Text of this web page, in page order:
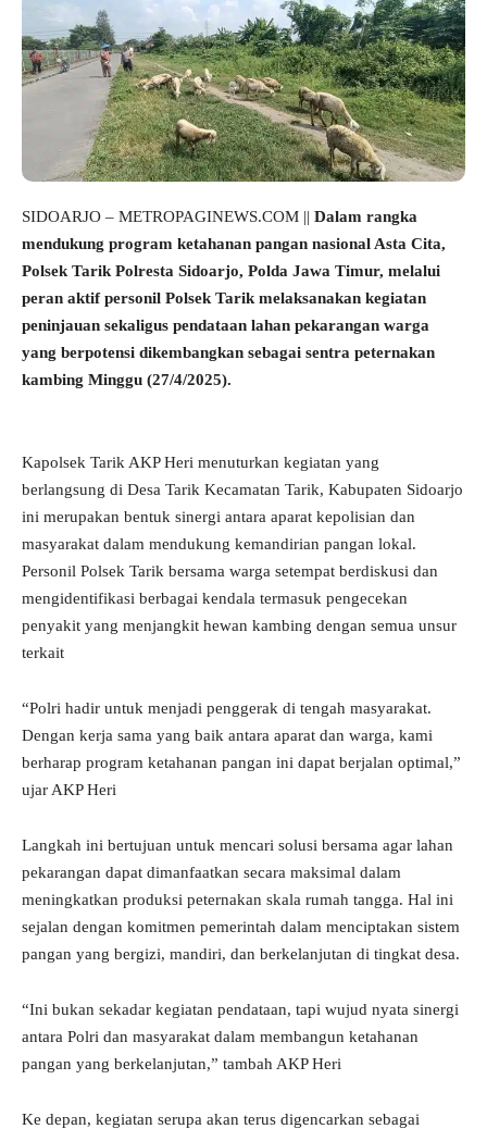
SIDOARJO – METROPAGINEWS.COM || Dalam rangka
mendukung program ketahanan pangan nasional Asta Cita,
Polsek Tarik Polresta Sidoarjo, Polda Jawa Timur, melalui
peran aktif personil Polsek Tarik melaksanakan kegiatan
peninjauan sekaligus pendataan lahan pekarangan warga
yang berpotensi dikembangkan sebagai sentra peternakan
kambing Minggu (27/4/2025).
Kapolsek Tarik AKP Heri menuturkan kegiatan yang
berlangsung di Desa Tarik Kecamatan Tarik, Kabupaten Sidoarjo
ini merupakan bentuk sinergi antara aparat kepolisian dan
masyarakat dalam mendukung kemandirian pangan lokal.
Personil Polsek Tarik bersama warga setempat berdiskusi dan
mengidentifikasi berbagai kendala termasuk pengecekan
penyakit yang menjangkit hewan kambing dengan semua unsur
terkait
“Polri hadir untuk menjadi penggerak di tengah masyarakat.
Dengan kerja sama yang baik antara aparat dan warga, kami
berharap program ketahanan pangan ini dapat berjalan optimal,”
ujar AKP Heri
Langkah ini bertujuan untuk mencari solusi bersama agar lahan
pekarangan dapat dimanfaatkan secara maksimal dalam
meningkatkan produksi peternakan skala rumah tangga. Hal ini
sejalan dengan komitmen pemerintah dalam menciptakan sistem
pangan yang bergizi, mandiri, dan berkelanjutan di tingkat desa.
“Ini bukan sekadar kegiatan pendataan, tapi wujud nyata sinergi
antara Polri dan masyarakat dalam membangun ketahanan
pangan yang berkelanjutan,” tambah AKP Heri
Ke depan, kegiatan serupa akan terus digencarkan sebagai